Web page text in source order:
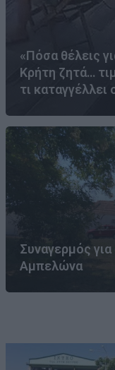
«Πόσα θέλεις
Κρήτη ζητά…
τι καταγγέλλει
Συναγερμός
Αμπελώνα